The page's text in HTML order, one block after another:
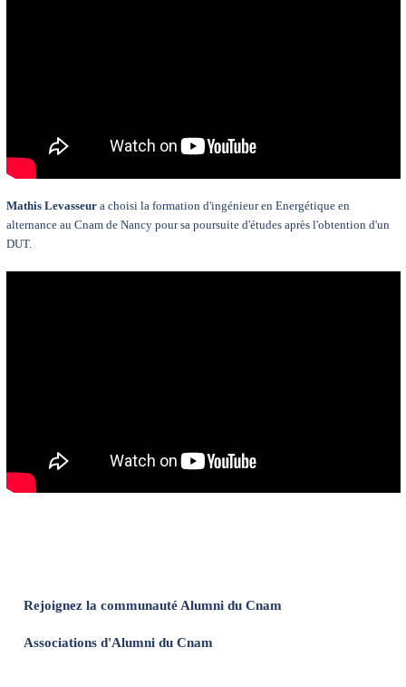
Mathis Levasseura choisi la formation d'ingénieur en Energétique en
alternance au Cnam de Nancy pour sa poursuite d'études après l'obtention d'un
DUT.
Rejoignez la communauté Alumni du Cnam
Associations d'Alumni du Cnam